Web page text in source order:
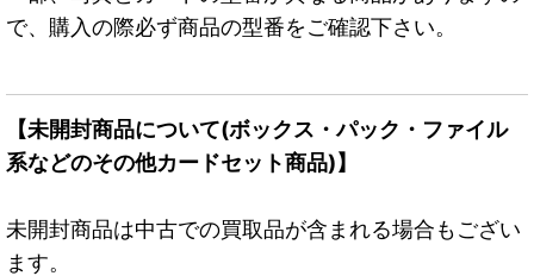
で、購入の際必ず商品の型番をご確認下さい。
【未開封商品について(ボックス・パック・ファイル
系などのその他カードセット商品)】
未開封商品は中古での買取品が含まれる場合もござい
ます。